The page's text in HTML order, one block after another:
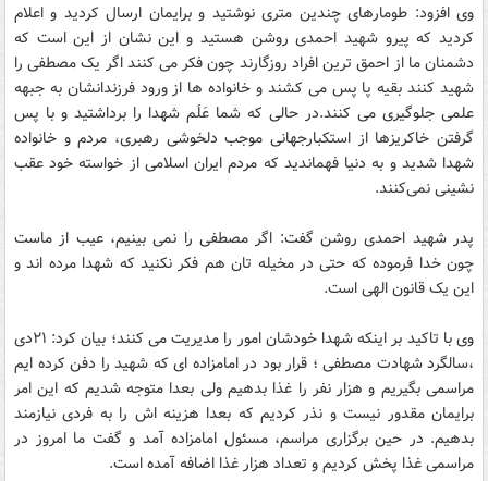
وی افزود: طومارهای چندین متری نوشتید و برایمان ارسال کردید و اعلام
کردید که پیرو شهید احمدی روشن هستید و این نشان از این است که
دشمنان ما از احمق ترین افراد روزگارند چون فکر می کنند اگر یک مصطفی را
شهید کنند بقیه پا پس می کشند و خانواده ها از ورود فرزندانشان به جبهه
علمی جلوگیری می کنند.در حالی که شما عَلَم شهدا را برداشتید و با پس
گرفتن خاکریزها از استکبارجهانی موجب دلخوشی رهبری، مردم و خانواده
شهدا شدید و به دنیا فهماندید که مردم ایران اسلامی از خواسته خود عقب
نشینی نمی‌کنند.
پدر شهید احمدی روشن گفت: اگر مصطفی را نمی بینیم، عیب از ماست
چون خدا فرموده که حتی در مخیله تان هم فکر نکنید که شهدا مرده اند و
این یک قانون الهی است.
وی با تاکید بر اینکه شهدا خودشان امور را مدیریت می کنند؛ بیان کرد: ۲۱دی
،سالگرد شهادت مصطفی ؛ قرار بود در امامزاده ای که شهید را دفن کرده ایم
مراسمی بگیریم و هزار نفر را غذا بدهیم ولی بعدا متوجه شدیم که این امر
برایمان مقدور نیست و نذر کردیم که بعدا هزینه اش را به فردی نیازمند
بدهیم. در حین برگزاری مراسم، مسئول امامزاده آمد و گفت ما امروز در
مراسمی غذا پخش کردیم و تعداد هزار غذا اضافه آمده است.